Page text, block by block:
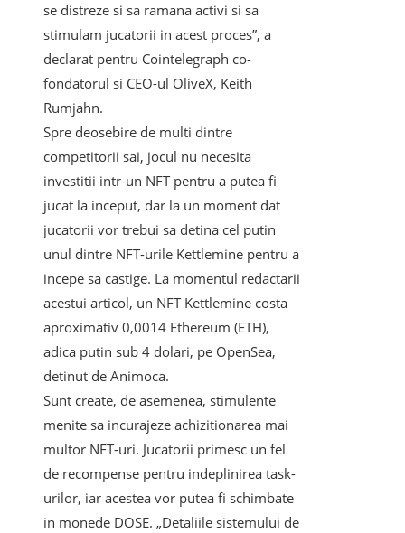
se distreze si sa ramana activi si sa
stimulam jucatorii in acest proces”, a
declarat pentru Cointelegraph co-
fondatorul si CEO-ul OliveX, Keith
Rumjahn.
Spre deosebire de multi dintre
competitorii sai, jocul nu necesita
investitii intr-un NFT pentru a putea fi
jucat la inceput, dar la un moment dat
jucatorii vor trebui sa detina cel putin
unul dintre NFT-urile Kettlemine pentru a
incepe sa castige. La momentul redactarii
acestui articol, un NFT Kettlemine costa
aproximativ 0,0014 Ethereum (ETH),
adica putin sub 4 dolari, pe OpenSea,
detinut de Animoca.
Sunt create, de asemenea, stimulente
menite sa incurajeze achizitionarea mai
multor NFT-uri. Jucatorii primesc un fel
de recompense pentru indeplinirea task-
urilor, iar acestea vor putea fi schimbate
in monede DOSE. „Detaliile sistemului de